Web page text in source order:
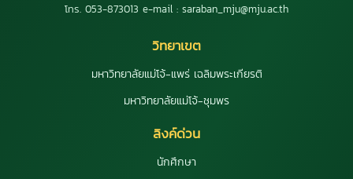
โทร. 053-873013 e-mail : saraban_mju@mju.ac.th
วิทยาเขต
มหาวิทยาลัยแม่โจ้-แพร่ เฉลิมพระเกียรติ
มหาวิทยาลัยแม่โจ้-ชุมพร
ลิงค์ด่วน
นักศึกษา